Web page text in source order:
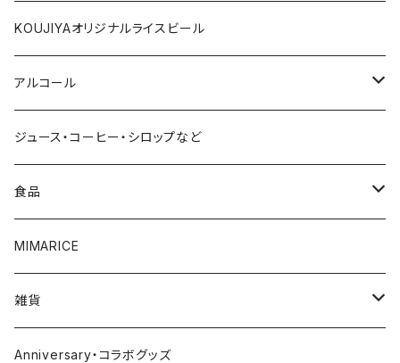
1000円～
2000円～
3000円～
4000円～
5000円～
6000円～
7000円～
KOUJIYAオリジナルライスビール
アルコール
赤ワイン
白ワイン
スパークリング
ビール
焼酎
ジュース・コーヒー・シロップなど
食品
調味料
CURRYCURRY
お菓子
MIMARICE
雑貨
お皿
Anniversary・コラボグッズ